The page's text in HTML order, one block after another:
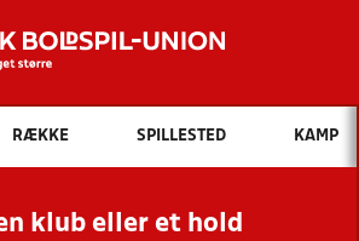
Hvad vil du søge efter?
INDHOLD OG NYHEDER
RESULTATER, KLUBBER OG
RÆKKE SPILLESTED KAMP
klub eller et hold